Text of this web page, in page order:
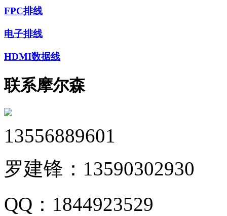
FPC排线
电子排线
HDMI数据线
联系摩尔森
13556889601
罗建锋： 13590302930
QQ： 1844923529